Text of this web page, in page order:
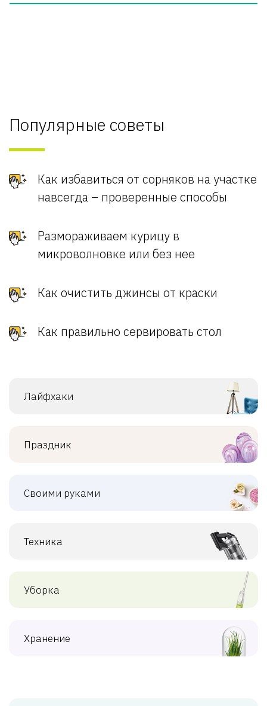
Популярные советы
Как избавиться от сорняков на участке
навсегда – проверенные способы
Размораживаем курицу в
микроволновке или без нее
Как очистить джинсы от краски
Как правильно сервировать стол
Лайфхаки
Праздник
Своими руками
Техника
Уборка
Хранение